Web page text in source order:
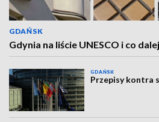
GDAŃSK
Gdynia na liście UNESCO i co
GDAŃSK
Przepisy kontra